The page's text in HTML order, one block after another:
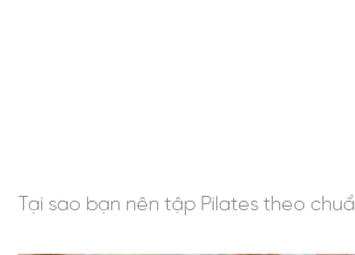
Tại sao bạn nên tập Pilates theo